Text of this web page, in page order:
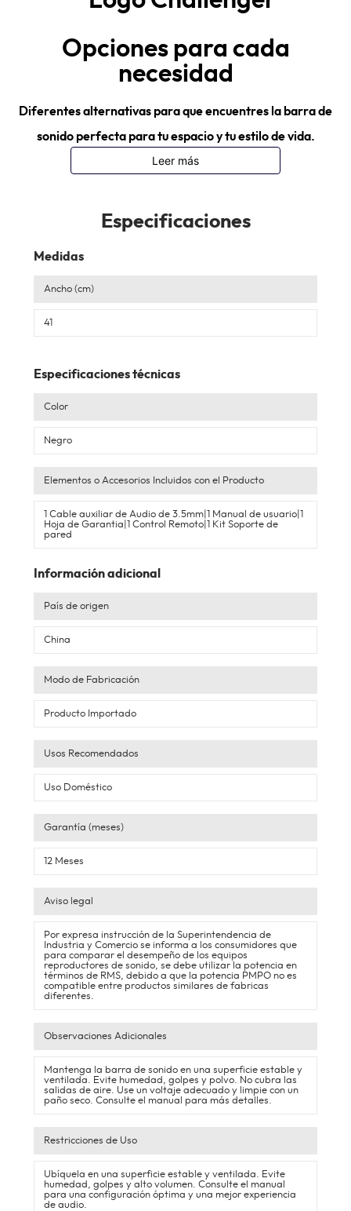
Opciones para cada
necesidad
Diferentes alternativas para que encuentres la barra de
sonido perfecta para tu espacio y tu estilo de vida.
con tu estilo
Minimalismo y sofisticación en cada
Con un acabado refinado, la Barra de
integra con tu espacio de manera
con cualquier televisor o decoración,
aportando un toque moderno y funcional.
Conectividad total,
Leer más
Especificaciones
Medidas
Ancho (cm)
41
Especificaciones técnicas
Color
Negro
Elementos o Accesorios Incluidos con el Producto
1 Cable auxiliar de Audio de 3.5mm|1 Manual de usuario|1
Hoja de Garantia|1 Control Remoto|1 Kit Soporte de
pared
Información adicional
País de origen
China
Modo de Fabricación
Producto Importado
Usos Recomendados
Uso Doméstico
Garantía (meses)
12 Meses
Aviso legal
Por expresa instrucción de la Superintendencia de
Industria y Comercio se informa a los consumidores que
para comparar el desempeño de los equipos
reproductores de sonido, se debe utilizar la potencia en
términos de RMS, debido a que la potencia PMPO no es
compatible entre productos similares de fabricas
diferentes.
Observaciones Adicionales
Mantenga la barra de sonido en una superficie estable y
ventilada. Evite humedad, golpes y polvo. No cubra las
salidas de aire. Use un voltaje adecuado y limpie con un
paño seco. Consulte el manual para más detalles.
Restricciones de Uso
Ubíquela en una superficie estable y ventilada. Evite
humedad, golpes y alto volumen. Consulte el manual
para una configuración óptima y una mejor experiencia
de audio.